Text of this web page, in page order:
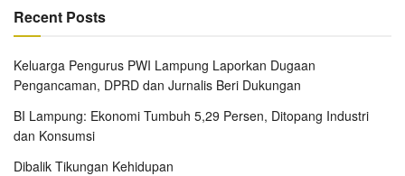
Recent Posts
Keluarga Pengurus PWI Lampung Laporkan Dugaan
Pengancaman, DPRD dan Jurnalis Beri Dukungan
BI Lampung: Ekonomi Tumbuh 5,29 Persen, Ditopang Industri
dan Konsumsi
Dibalik Tikungan Kehidupan